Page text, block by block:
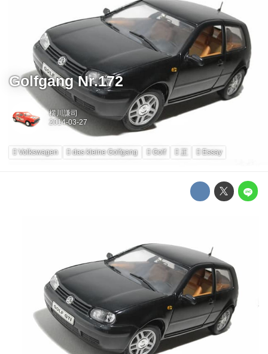
Golfgang Nr.172
横川謙司
Volkswagen das kleine Golfgang Golf 正 Essay